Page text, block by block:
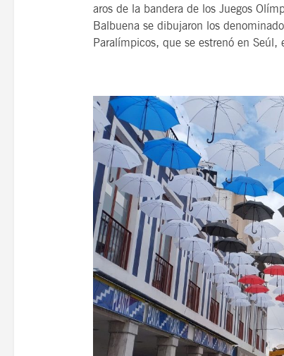
aros de la bandera de los Juegos
Balbuena se dibujaron los
Paralímpicos, que se estrenó en